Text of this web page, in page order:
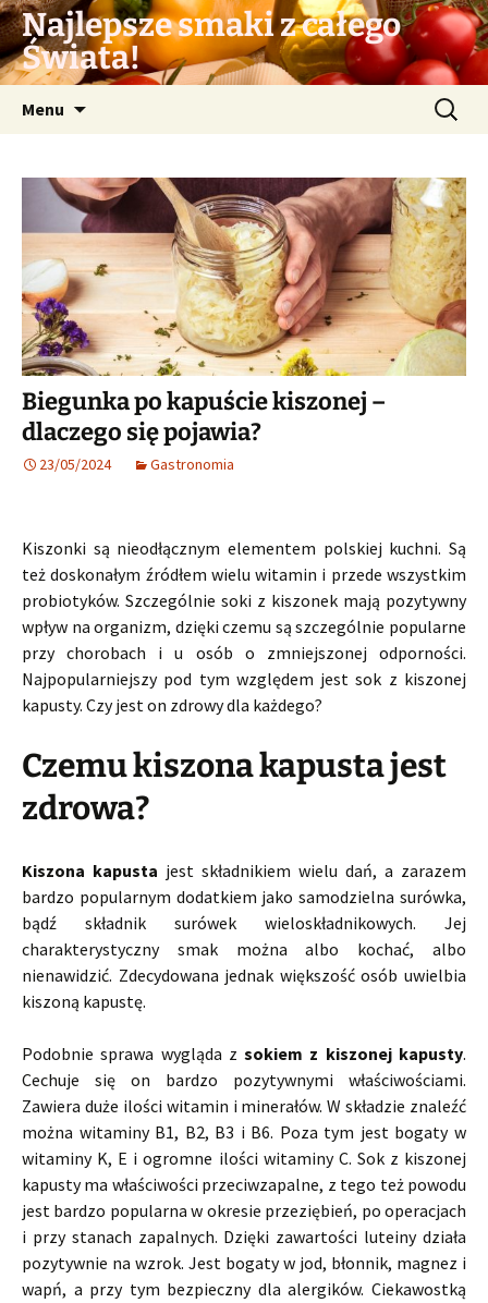
Przejdź
do
treści
Najlepsze smaki z całego
Świata!
Menu Szukaj:
Biegunka po kapuście kiszonej –
dlaczego się pojawia?
23/05/2024 Gastronomia
Kiszonki są nieodłącznym elementem polskiej kuchni. Są
też doskonałym źródłem wielu witamin i przede wszystkim
probiotyków. Szczególnie soki z kiszonek mają pozytywny
wpływ na organizm, dzięki czemu są szczególnie popularne
przy chorobach i u osób o zmniejszonej odporności.
Najpopularniejszy pod tym względem jest sok z kiszonej
kapusty. Czy jest on zdrowy dla każdego?
Czemu kiszona kapusta jest
zdrowa?
Kiszona kapusta jest składnikiem wielu dań, a zarazem
bardzo popularnym dodatkiem jako samodzielna surówka,
bądź składnik surówek wieloskładnikowych. Jej
charakterystyczny smak można albo kochać, albo
nienawidzić. Zdecydowana jednak większość osób uwielbia
kiszoną kapustę.
Podobnie sprawa wygląda zsokiem z kiszonej kapusty.
Cechuje się on bardzo pozytywnymi właściwościami.
Zawiera duże ilości witamin i minerałów. W składzie znaleźć
można witaminy B1, B2, B3 i B6. Poza tym jest bogaty w
witaminy K, E i ogromne ilości witaminy C. Sok z kiszonej
kapusty ma właściwości przeciwzapalne, z tego też powodu
jest bardzo popularna w okresie przeziębień, po operacjach
i przy stanach zapalnych. Dzięki zawartości luteiny działa
pozytywnie na wzrok. Jest bogaty w jod, błonnik, magnez i
wapń, a przy tym bezpieczny dla alergików. Ciekawostką